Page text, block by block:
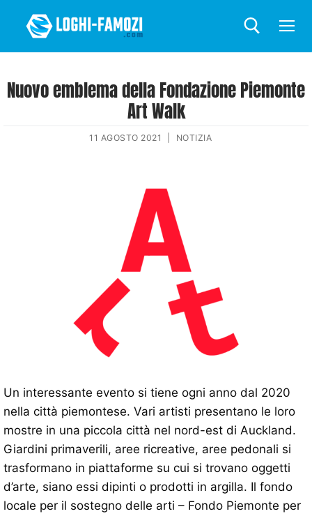
Nuovo emblema della Fondazione Piemonte
Art Walk
11 AGOSTO 2021 NOTIZIA
Un interessante evento si tiene ogni anno dal 2020
nella città piemontese. Vari artisti presentano le loro
mostre in una piccola città nel nord-est di Auckland.
Giardini primaverili, aree ricreative, aree pedonali si
trasformano in piattaforme su cui si trovano oggetti
d’arte, siano essi dipinti o prodotti in argilla. Il fondo
locale per il sostegno delle arti – Fondo Piemonte per